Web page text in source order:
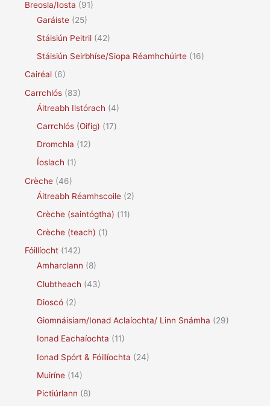
Breosla/Iosta (91)
Garáiste (25)
Stáisiún Peitril (42)
Stáisiún Seirbhíse/Siopa Réamhchúirte (16)
Cairéal (6)
Carrchlós (83)
Áitreabh Ilstórach (4)
Carrchlós (Oifig) (17)
Dromchla (12)
Íoslach (1)
Crèche (46)
Áitreabh Réamhscoile (2)
Crèche (saintógtha) (11)
Crèche (teach) (1)
Fóillíocht (142)
Amharclann (8)
Clubtheach (43)
Dioscó (2)
Giomnáisiam/Ionad Aclaíochta/ Linn Snámha (29)
Ionad Eachaíochta (11)
Ionad Spórt & Fóillíochta (24)
Muiríne (14)
Pictiúrlann (8)